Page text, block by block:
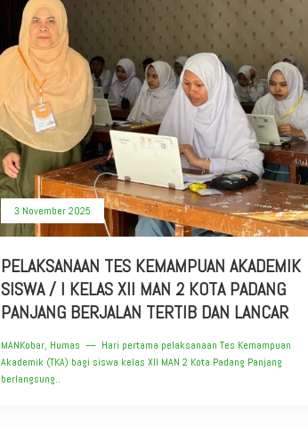
3 November 2025
PELAKSANAAN TES KEMAMPUAN AKADEMIK
SISWA / I KELAS XII MAN 2 KOTA PADANG
PANJANG BERJALAN TERTIB DAN LANCAR
MANKobar, Humas — Hari pertama pelaksanaan Tes Kemampuan
Akademik (TKA) bagi siswa kelas XII MAN 2 Kota Padang Panjang
berlangsung..